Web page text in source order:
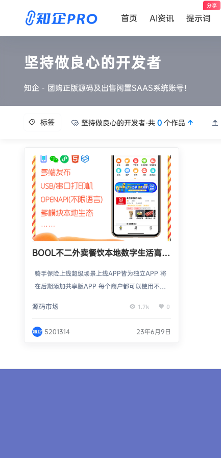
首页 AI资讯 提示词
分享
坚持做良心的开发者
知企 - 团购正版源码及出售闲置SAAS系统账号！
标签 坚持做良心的开发者-共 0 个作品
BOOL不二外卖餐饮本地数字生活高并
序电商收付通区域代理跑腿
骑手保险上线超级场景上线APP皆为独立APP 将
在后期添加共享版APP 每个商户都可以使用不同
源码市场 1.7k 0
5201314 23年6月9日